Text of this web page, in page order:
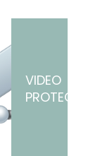
VIDEO